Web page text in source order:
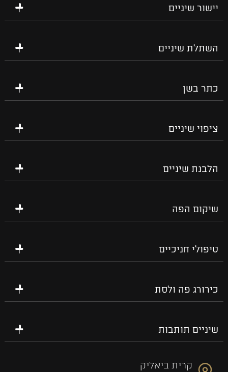
יישור שיניים
השתלת שיניים
כתר בשן
ציפוי שיניים
הלבנת שיניים
שיקום הפה
טיפולי חניכיים
כירורג פה ולסת
שיניים תותבות
קרית ביאליק